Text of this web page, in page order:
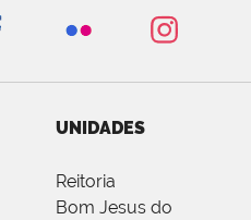
UNIDADES
Reitoria
Bom Jesus do